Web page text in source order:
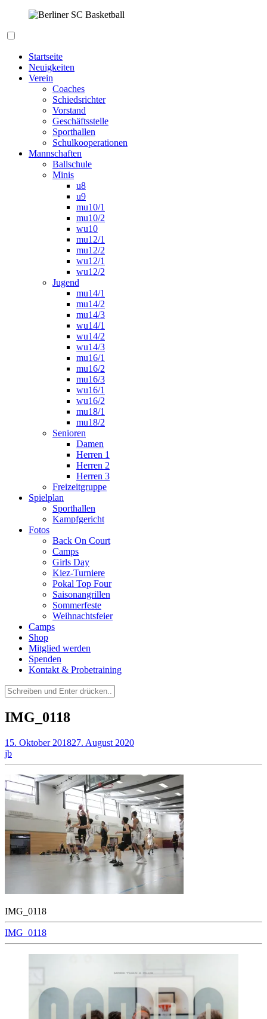
springen
Startseite
Neuigkeiten
Verein
Coaches
Schiedsrichter
Vorstand
Geschäftsstelle
Sporthallen
Schulkooperationen
Mannschaften
Ballschule
Minis
u8
u9
mu10/1
mu10/2
wu10
mu12/1
mu12/2
wu12/1
wu12/2
Jugend
mu14/1
mu14/2
mu14/3
wu14/1
wu14/2
wu14/3
mu16/1
mu16/2
mu16/3
wu16/1
wu16/2
mu18/1
mu18/2
Senioren
Damen
Herren 1
Herren 2
Herren 3
Freizeitgruppe
Spielplan
Sporthallen
Kampfgericht
Fotos
Back On Court
Camps
Girls Day
Kiez-Turniere
Pokal Top Four
Saisonangrillen
Sommerfeste
Weihnachtsfeier
Camps
Shop
Mitglied werden
Spenden
Kontakt & Probetraining
Suchen
nach:
IMG_0118
15. Oktober 201827. August 2020
jb
IMG_0118
Beitragsnavigation
IMG_0118